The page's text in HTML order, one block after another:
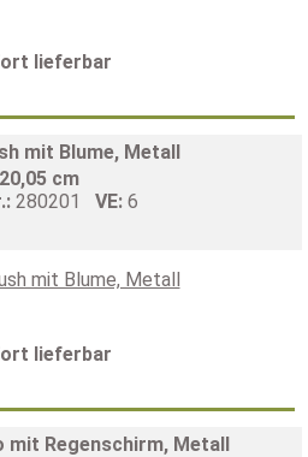
lieferbar
mit Blume, Metall
20,05 cm
280201 VE: 6
lieferbar
mit Regenschirm, Metall